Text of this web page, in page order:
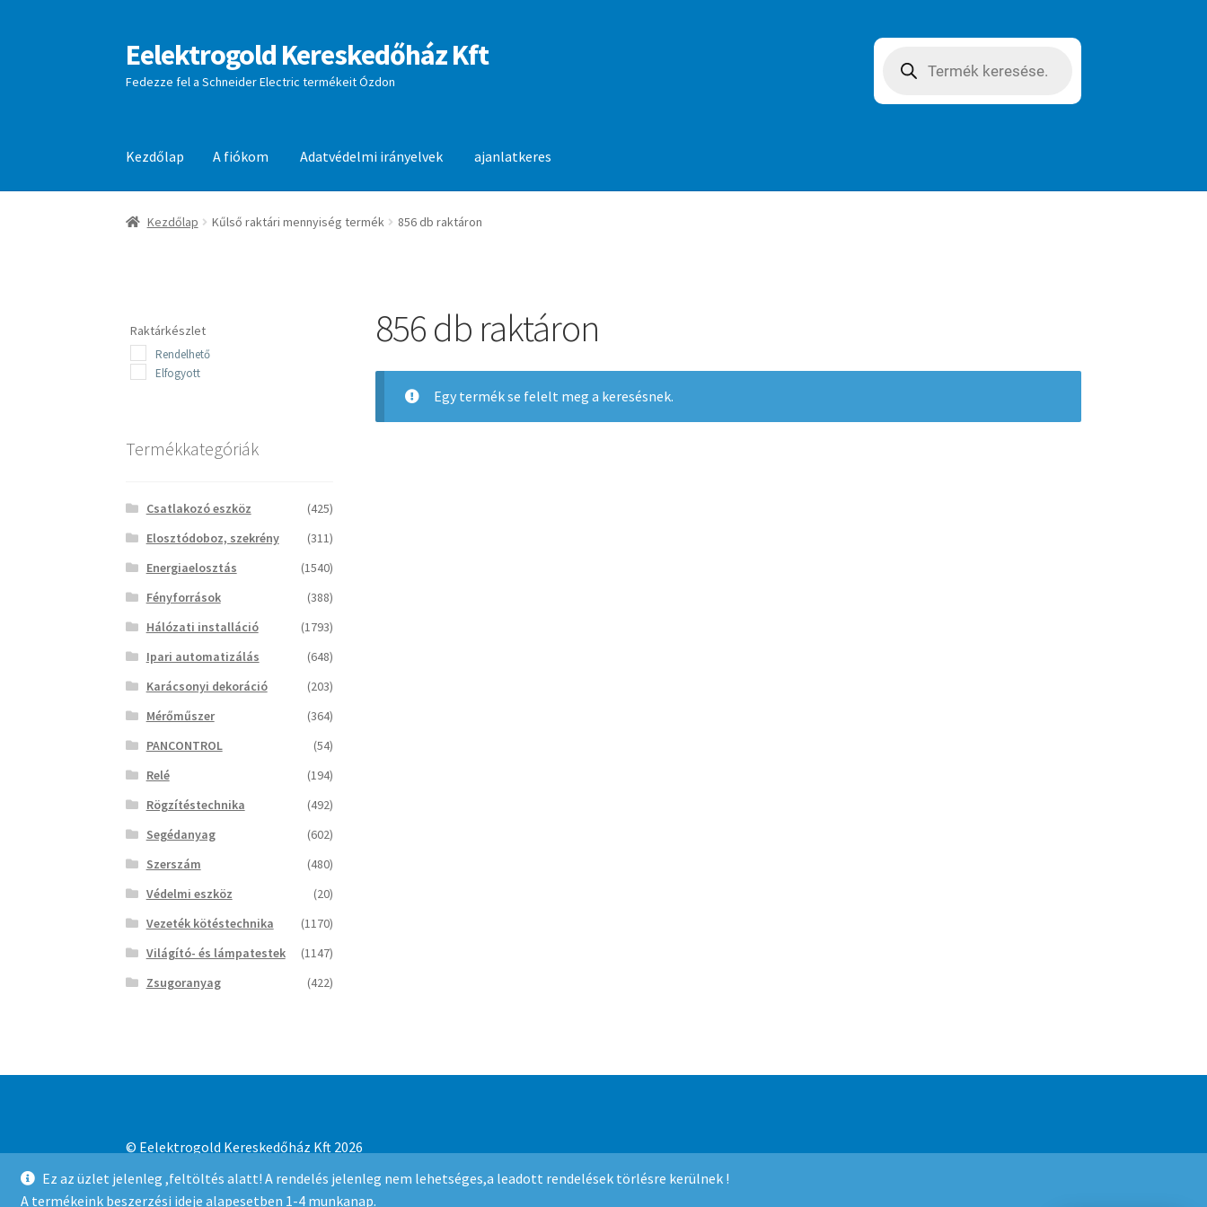
Ez az üzlet jelenleg ,feltöltés alatt! A rendelés jelenleg nem lehetséges,a leadott rendelések törlésre kerülnek !
A termékeink beszerzési ideje alapesetben 1-4 munkanap.
Ugrás
a
navigációhoz
Kilépés
a
tartalomba
Eelektrogold Kereskedőház Kft
Fedezze fel a Schneider Electric termékeit Ózdon
search
Kezdőlap A fiókom Adatvédelmi irányelvek ajanlatkeres
Kezdőlap A fiókom Adatvédelmi irányelvek ajanlatkeres
Kezdőlap Kűlső raktári mennyiség termék 856 db raktáron
856 db raktáron
Egy termék se felelt meg a keresésnek.
Raktárkészlet
Rendelhető
Elfogyott
Termékkategóriák
Csatlakozó eszköz
(425)
Elosztódoboz, szekrény
(311)
Energiaelosztás
(1540)
Fényforrások
(388)
Hálózati installáció
(1793)
Ipari automatizálás
(648)
Karácsonyi dekoráció
(203)
Mérőműszer
(364)
PANCONTROL
(54)
Relé
(194)
Rögzítéstechnika
(492)
Segédanyag
(602)
Szerszám
(480)
Védelmi eszköz
(20)
Vezeték kötéstechnika
(1170)
Világító- és lámpatestek
(1147)
Zsugoranyag
(422)
© Eelektrogold Kereskedőház Kft 2026
Adatvédelmi irányelvek
Built with WooCommerce